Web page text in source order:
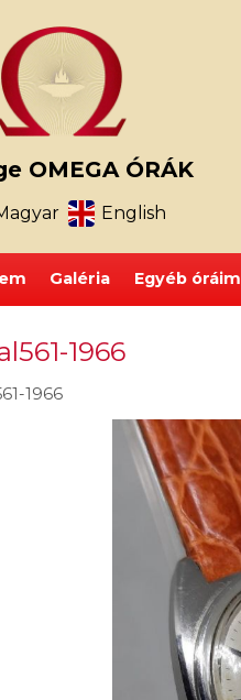
OMEGA ÓRÁK
English
Galéria Egyéb óráim
1966
1966